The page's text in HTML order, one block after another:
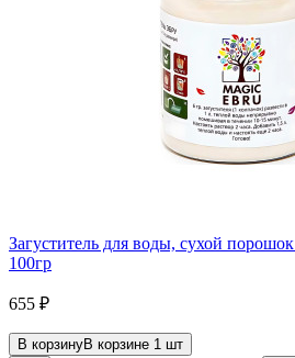
Загуститель для воды, сухой
100гр
655 ₽
В корзинуВ корзине 1 шт